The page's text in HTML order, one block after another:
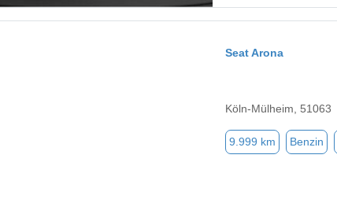
Seat Arona
Köln-Mülheim, 51063
9.999 km Benzin